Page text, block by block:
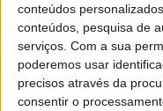
conteúdos
conteúdos, pesquisa de
serviços. Com a sua
poderemos usar
precisos através da
consentir o
Tendências
MotoGP-
8